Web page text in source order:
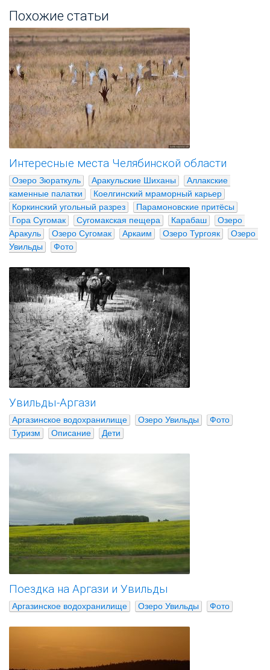
Похожие статьи
Интересные места Челябинской области
Озеро Зюраткуль Аракульские Шиханы
Аллакские
каменные палатки
Коелгинский мраморный карьер
Коркинский угольный разрез
Парамоновские притёсы
Гора Сугомак
Сугомакская пещера Карабаш
Озеро
Аракуль
Озеро Сугомак Аркаим Озеро Тургояк
Озеро
Увильды
Фото
Увильды-Аргази
Аргазинское водохранилище Озеро Увильды
Фото
Туризм
Описание Дети
Поездка на Аргази и Увильды
Аргазинское водохранилище Озеро Увильды Фото